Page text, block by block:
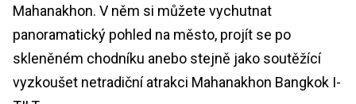
Mahanakhon. V něm si můžete vychutnat
panoramatický pohled na město, projít se po
skleněném chodníku anebo stejně jako soutěžící
vyzkoušet netradiční atrakci Mahanakhon Bangkok I-